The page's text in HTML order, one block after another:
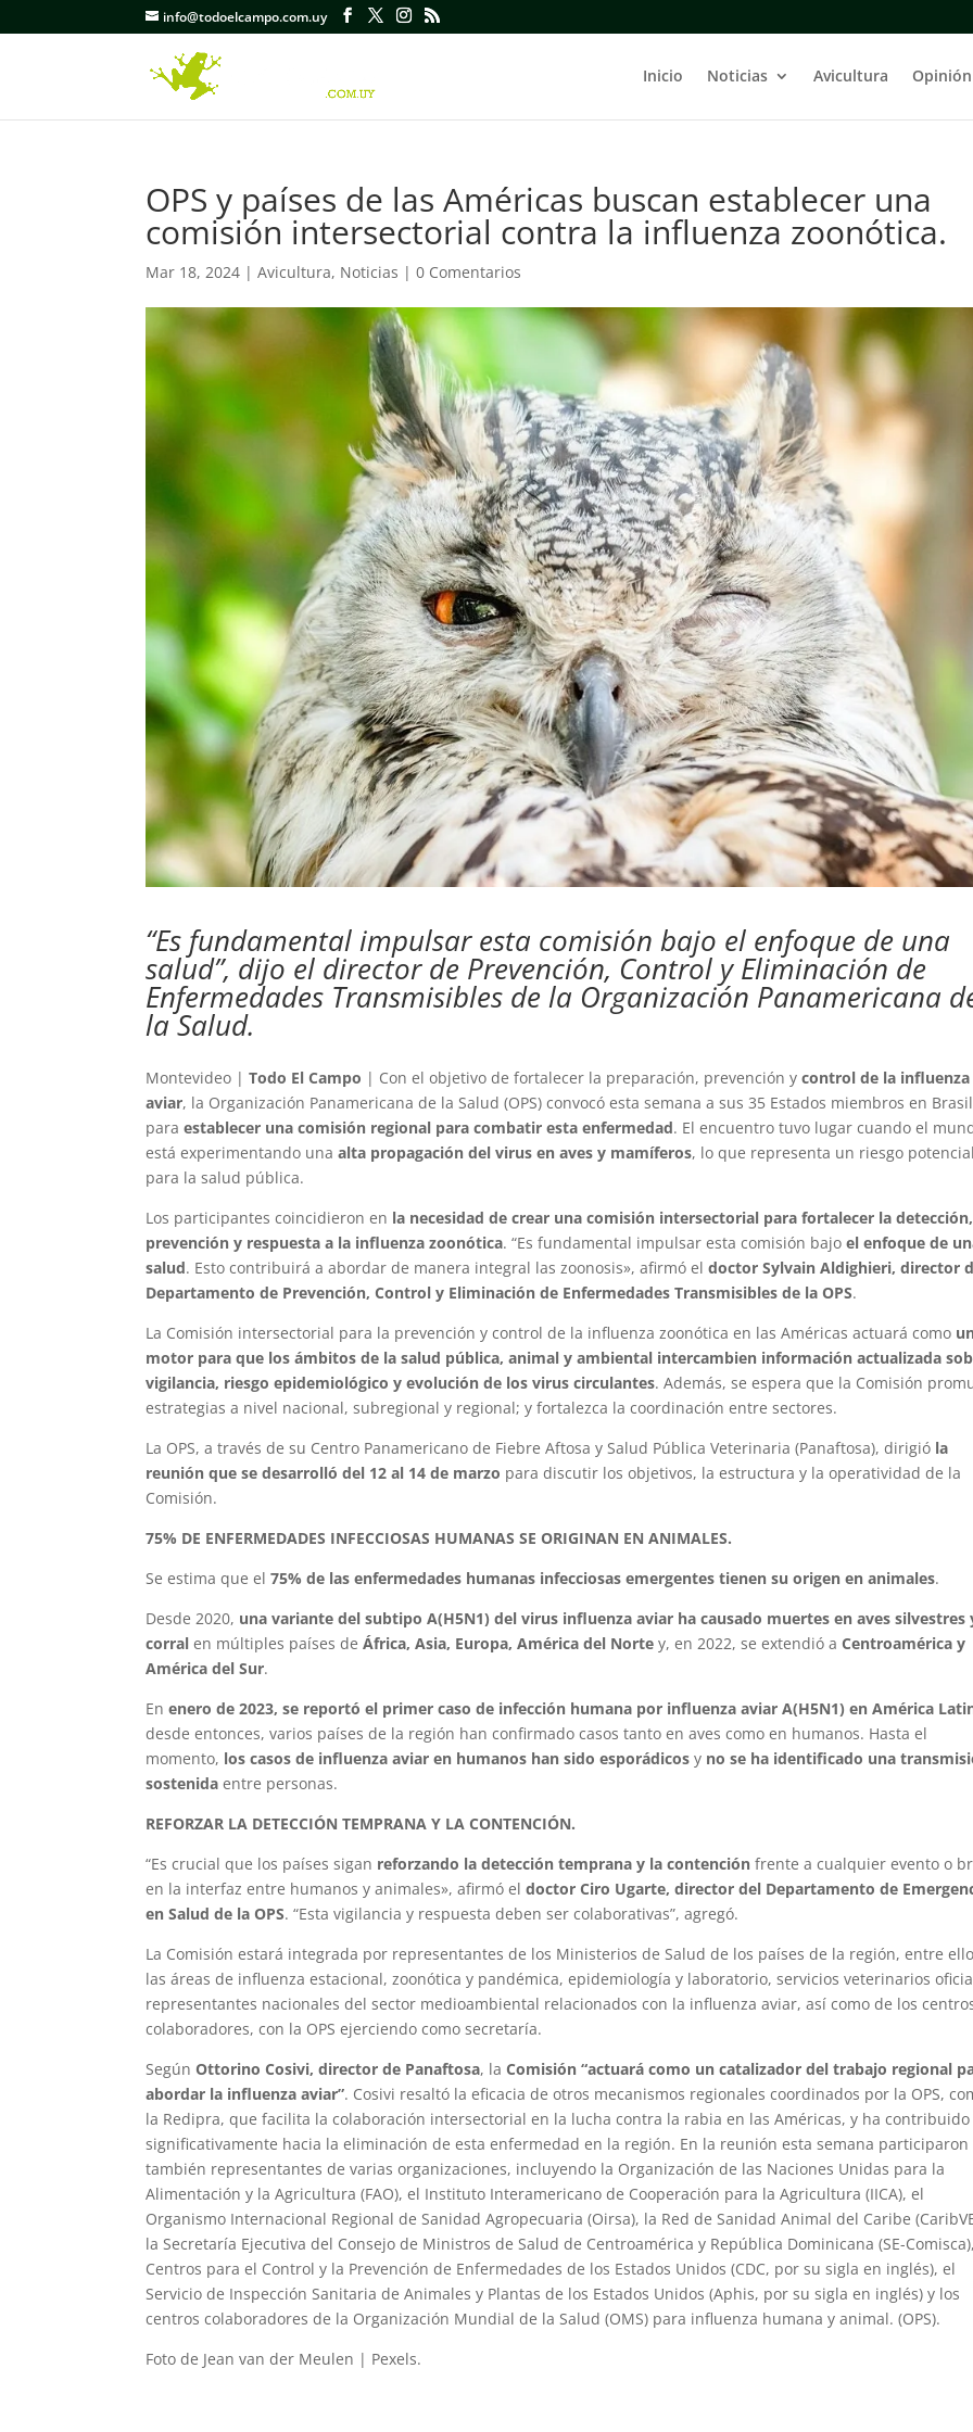
info@todoelcampo.com.uy
Inicio Noticias Avicultura Opinión
OPS y países de las Américas buscan establecer una
comisión intersectorial contra la influenza zoonótica.
Mar 18, 2024 |Avicultura, Noticias |0 Comentarios
“Es fundamental impulsar esta comisión bajo el enfoque de una
salud”, dijo el director de Prevención, Control y Eliminación de
Enfermedades Transmisibles de la Organización Panamericana
la Salud.
Montevideo |Todo El Campo | Con el objetivo de fortalecer la preparación, prevención ycontrol de la influenza
aviar, la Organización Panamericana de la Salud (OPS) convocó esta semana a sus 35 Estados miembros en Brasil
paraestablecer una comisión regional para combatir esta enfermedad. El encuentro tuvo lugar cuando el
está experimentando unaalta propagación del virus en aves y mamíferos, lo que representa un riesgo potencial
para la salud pública.
Los participantes coincidieron en la necesidad de crear una comisión intersectorial para fortalecer la detección,
prevención y respuesta a la influenza zoonótica. “Es fundamental impulsar esta comisión bajoel enfoque de
salud. Esto contribuirá a abordar de manera integral las zoonosis», afirmó eldoctor Sylvain Aldighieri, director
Departamento de Prevención, Control y Eliminación de Enfermedades Transmisibles de la OPS.
La Comisión intersectorial para la prevención y control de la influenza zoonótica en las Américas actuará como
motor para que los ámbitos de la salud pública, animal y ambiental intercambien información actualizada
vigilancia, riesgo epidemiológico y evolución de los virus circulantes. Además, se espera que la Comisión
estrategias a nivel nacional, subregional y regional; y fortalezca la coordinación entre sectores.
La OPS, a través de su Centro Panamericano de Fiebre Aftosa y Salud Pública Veterinaria (Panaftosa), dirigió la
reunión que se desarrolló del 12 al 14 de marzo para discutir los objetivos, la estructura y la operatividad de la
Comisión.
75% DE ENFERMEDADES INFECCIOSAS HUMANAS SE ORIGINAN EN ANIMALES.
Se estima que el75% de las enfermedades humanas infecciosas emergentes tienen su origen en animales.
Desde 2020, una variante del subtipo A(H5N1) del virus influenza aviar ha causado muertes en aves silvestres
corral en múltiples países deÁfrica, Asia, Europa, América del Norte y, en 2022, se extendió aCentroamérica y
América del Sur.
Enenero de 2023, se reportó el primer caso de infección humana por influenza aviar A(H5N1) en América
desde entonces, varios países de la región han confirmado casos tanto en aves como en humanos. Hasta el
momento, los casos de influenza aviar en humanos han sido esporádicos y no se ha identificado una
sostenida entre personas.
REFORZAR LA DETECCIÓN TEMPRANA Y LA CONTENCIÓN.
“Es crucial que los países sigan reforzando la detección temprana y la contención frente a cualquier evento o
en la interfaz entre humanos y animales», afirmó eldoctor Ciro Ugarte, director del Departamento de
en Salud de la OPS. “Esta vigilancia y respuesta deben ser colaborativas”, agregó.
La Comisión estará integrada por representantes de los Ministerios de Salud de los países de la región, entre
las áreas de influenza estacional, zoonótica y pandémica, epidemiología y laboratorio, servicios veterinarios
representantes nacionales del sector medioambiental relacionados con la influenza aviar, así como de los
colaboradores, con la OPS ejerciendo como secretaría.
SegúnOttorino Cosivi, director de Panaftosa, laComisión “actuará como un catalizador del trabajo regional
abordar la influenza aviar”. Cosivi resaltó la eficacia de otros mecanismos regionales coordinados por la OPS,
la Redipra, que facilita la colaboración intersectorial en la lucha contra la rabia en las Américas, y ha contribuido
significativamente hacia la eliminación de esta enfermedad en la región. En la reunión esta semana participaron
también representantes de varias organizaciones, incluyendo la Organización de las Naciones Unidas para la
Alimentación y la Agricultura (FAO), el Instituto Interamericano de Cooperación para la Agricultura (IICA), el
Organismo Internacional Regional de Sanidad Agropecuaria (Oirsa), la Red de Sanidad Animal del Caribe
la Secretaría Ejecutiva del Consejo de Ministros de Salud de Centroamérica y República Dominicana (SE-
Centros para el Control y la Prevención de Enfermedades de los Estados Unidos (CDC, por su sigla en inglés), el
Servicio de Inspección Sanitaria de Animales y Plantas de los Estados Unidos (Aphis, por su sigla en inglés) y los
centros colaboradores de la Organización Mundial de la Salud (OMS) para influenza humana y animal. (OPS).
Foto de Jean van der Meulen | Pexels.